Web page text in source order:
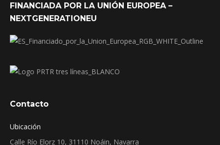
FINANCIADA POR LA UNIÓN EUROPEA –
NEXTGENERATIONEU
Contacto
Ubicación
Calle Río Elorz 10, 31110 Noáin, Navarra